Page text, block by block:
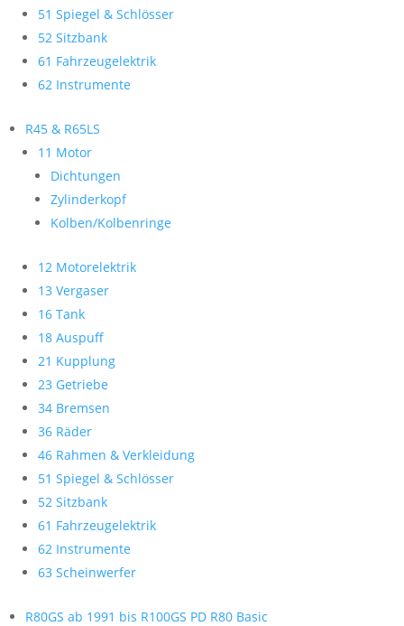
51 Spiegel & Schlösser
52 Sitzbank
61 Fahrzeugelektrik
62 Instrumente
R45 & R65LS
11 Motor
Dichtungen
Zylinderkopf
Kolben/Kolbenringe
12 Motorelektrik
13 Vergaser
16 Tank
18 Auspuff
21 Kupplung
23 Getriebe
34 Bremsen
36 Räder
46 Rahmen & Verkleidung
51 Spiegel & Schlösser
52 Sitzbank
61 Fahrzeugelektrik
62 Instrumente
63 Scheinwerfer
R80GS ab 1991 bis R100GS PD R80 Basic